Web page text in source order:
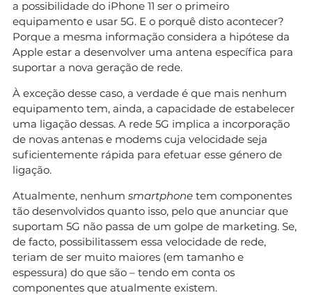
a possibilidade do iPhone 11 ser o primeiro
equipamento e usar 5G. E o porquê disto acontecer?
Porque a mesma informação considera a hipótese da
Apple estar a desenvolver uma antena específica para
suportar a nova geração de rede.
À exceção desse caso, a verdade é que mais nenhum
equipamento tem, ainda, a capacidade de estabelecer
uma ligação dessas. A rede 5G implica a incorporação
de novas antenas e modems cuja velocidade seja
suficientemente rápida para efetuar esse género de
ligação.
Atualmente, nenhum smartphone tem componentes
tão desenvolvidos quanto isso, pelo que anunciar que
suportam 5G não passa de um golpe de marketing. Se,
de facto, possibilitassem essa velocidade de rede,
teriam de ser muito maiores (em tamanho e
espessura) do que são – tendo em conta os
componentes que atualmente existem.